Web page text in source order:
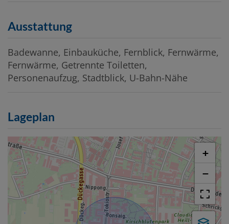
Ausstattung
Badewanne Einbauküche Fernblick Fernwärme
Fernwärme Getrennte Toiletten
Personenaufzug Stadtblick U-Bahn-Nähe
Lageplan
+
−